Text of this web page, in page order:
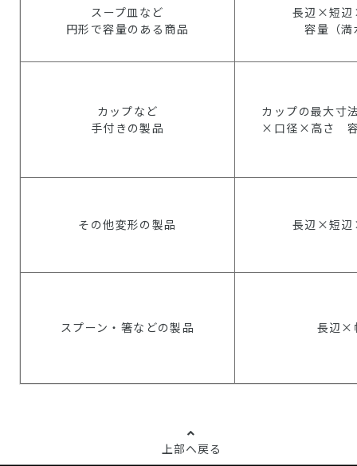
スープ皿など
円形で容量のある商品
長辺×短
容量（満
カップなど
手付きの製品
カップの最大寸
×口径×高さ 容
その他変形の製品 長辺×短
スプーン・箸などの製品 長辺×
上部へ戻る